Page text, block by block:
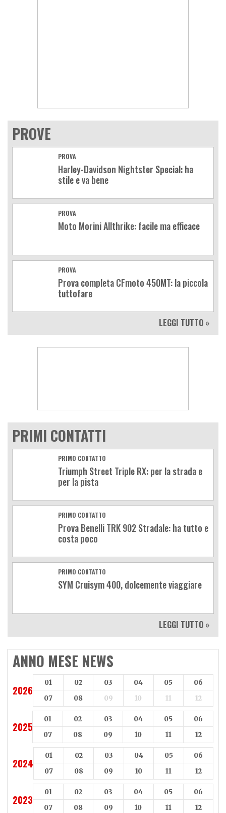
PROVE
PROVA
Harley-Davidson Nightster Special: ha
stile e va bene
PROVA
Moto Morini Allthrike: facile ma efficace
PROVA
Prova completa CFmoto 450MT: la piccola
tuttofare
LEGGI TUTTO »
PRIMI CONTATTI
PRIMO CONTATTO
Triumph Street Triple RX: per la strada e
per la pista
PRIMO CONTATTO
Prova Benelli TRK 902 Stradale: ha tutto e
costa poco
PRIMO CONTATTO
SYM Cruisym 400, dolcemente viaggiare
LEGGI TUTTO »
ANNO MESE NEWS
2026
01 02 03 04 05
06
07
08 09 10 11 12
2025
01 02 03 04 05
06
07
08 09 10 11 12
2024
01 02 03 04 05
06
07
08 09 10 11 12
2023
01 02 03 04 05
06
07
08 09 10 11 12